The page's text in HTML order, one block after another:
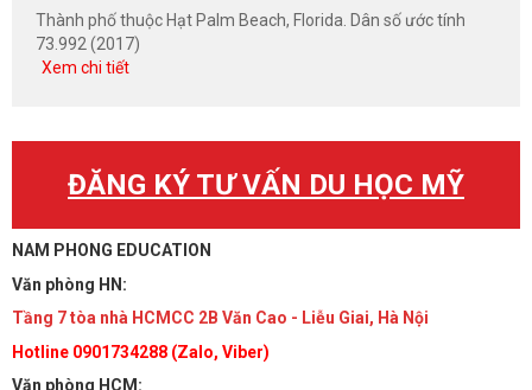
Thành phố thuộc Hạt Palm Beach, Florida. Dân số ước tính
73.992 (2017)
Xem chi tiết
ĐĂNG KÝ TƯ VẤN DU HỌC MỸ
NAM PHONG EDUCATION
Văn phòng HN:
Tầng 7 tòa nhà HCMCC 2B Văn Cao - Liễu Giai, Hà Nội
Hotline 0901734288 (Zalo, Viber)
Văn phòng HCM: